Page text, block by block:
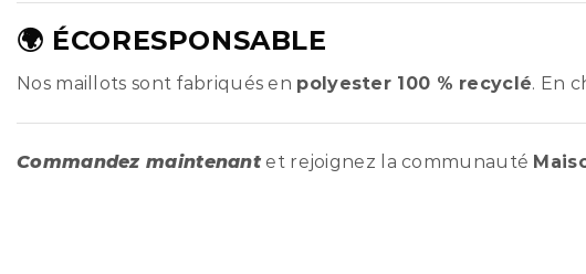
🌍 ÉCORESPONSABLE
Nos maillots sont fabriqués en polyester 100 % recyclé. En
Commandez maintenant et rejoignez la communauté